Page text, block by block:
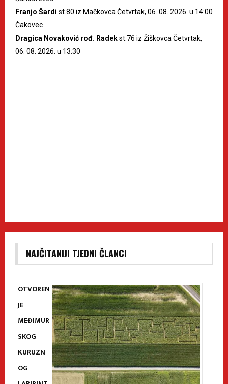
Franjo Šardi st.80 iz Mačkovca Četvrtak, 06. 08. 2026. u 14:00
Čakovec
Dragica Novaković rođ. Radekst.76 iz Žiškovca Četvrtak,
06. 08. 2026. u 13:30
NAJČITANIJI TJEDNI ČLANCI
OTVOREN
JE
MEĐIMUR
SKOG
KURUZN
OG